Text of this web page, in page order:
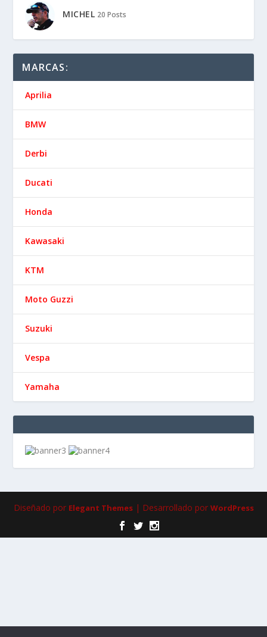
MICHEL 20 Posts
MARCAS:
Aprilia
BMW
Derbi
Ducati
Honda
Kawasaki
KTM
Moto Guzzi
Suzuki
Vespa
Yamaha
Diseñado por Elegant Themes| Desarrollado por WordPress